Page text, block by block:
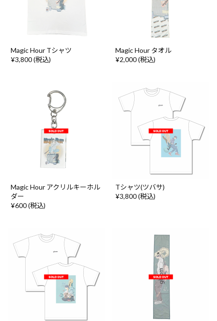
Magic Hour Tシャツ
¥3,800 (税込)
Magic Hour タオル
¥2,000 (税込)
Magic Hour アクリルキーホル
ダー
¥600 (税込)
Tシャツ(ツバサ)
¥3,800 (税込)